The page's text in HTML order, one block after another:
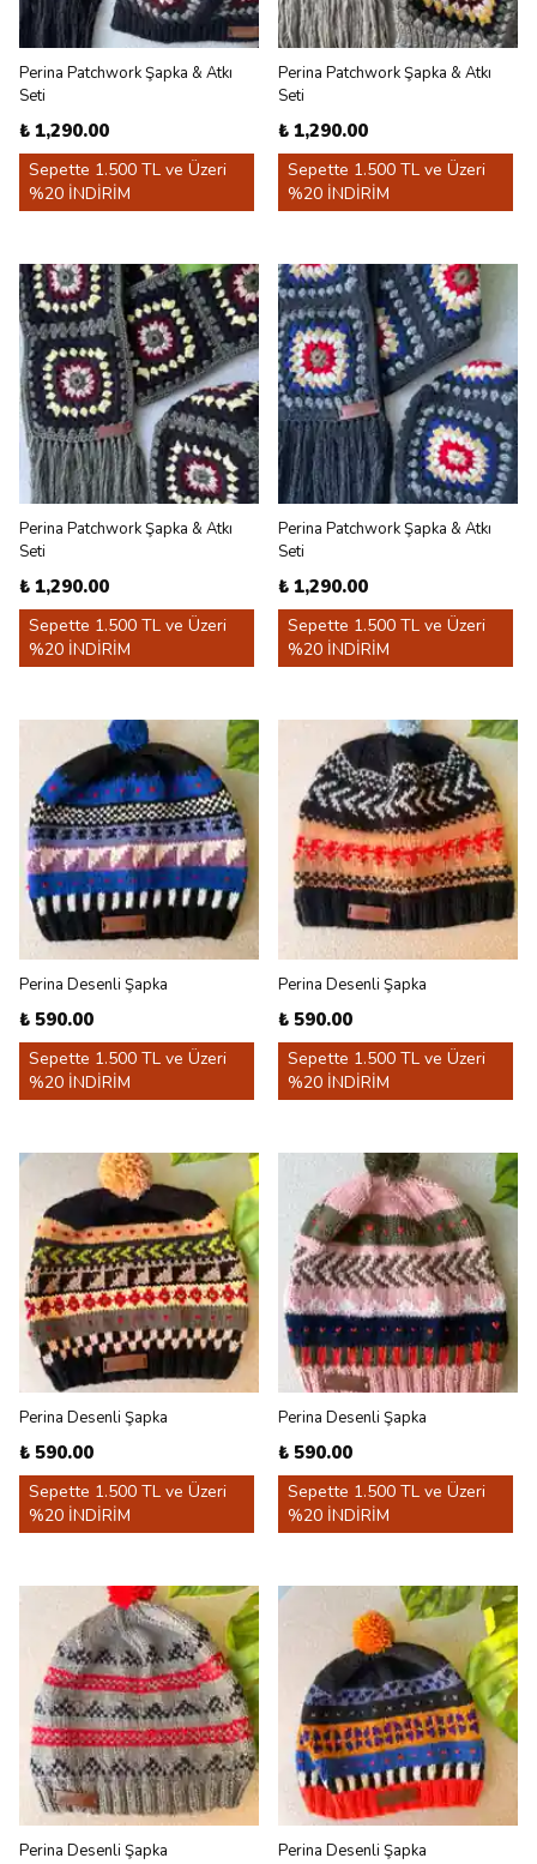
Perina Patchwork Şapka & Atkı
Seti
₺ 1,290.00
Sepette 1.500 TL ve Üzeri
%20 İNDİRİM
Perina Patchwork Şapka & Atkı
Seti
₺ 1,290.00
Sepette 1.500 TL ve Üzeri
%20 İNDİRİM
Perina Patchwork Şapka & Atkı
Seti
₺ 1,290.00
Sepette 1.500 TL ve Üzeri
%20 İNDİRİM
Perina Patchwork Şapka & Atkı
Seti
₺ 1,290.00
Sepette 1.500 TL ve Üzeri
%20 İNDİRİM
Perina Desenli Şapka
₺ 590.00
Sepette 1.500 TL ve Üzeri
%20 İNDİRİM
Perina Desenli Şapka
₺ 590.00
Sepette 1.500 TL ve Üzeri
%20 İNDİRİM
Perina Desenli Şapka
₺ 590.00
Sepette 1.500 TL ve Üzeri
%20 İNDİRİM
Perina Desenli Şapka
₺ 590.00
Sepette 1.500 TL ve Üzeri
%20 İNDİRİM
Perina Desenli Şapka Perina Desenli Şapka